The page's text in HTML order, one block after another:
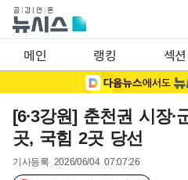
메인 랭킹 섹션
[6·3강원] 춘천권 시장
곳, 국힘 2곳 당선
기사등록 2026/06/04 07:07:26